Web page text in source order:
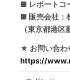
■ レポートコ
■ 販売会社：
（東京都港区
★ お問い合わ
https://